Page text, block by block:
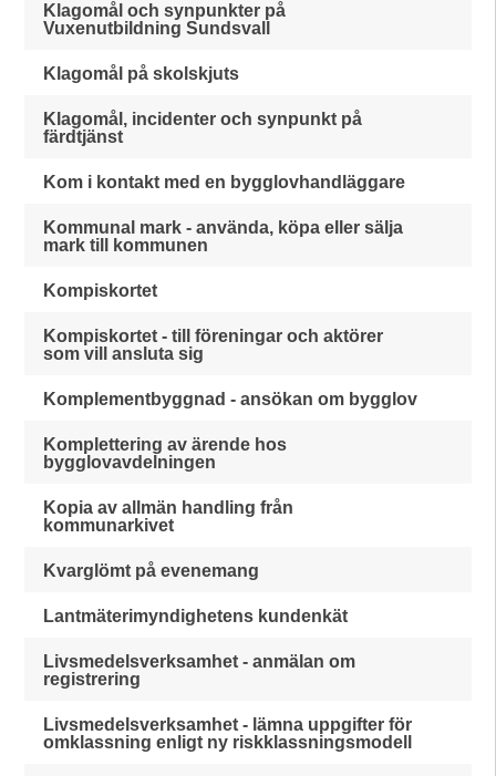
Klagomål och synpunkter på
Vuxenutbildning Sundsvall
Klagomål på skolskjuts
Klagomål, incidenter och synpunkt på
färdtjänst
Kom i kontakt med en bygglovhandläggare
Kommunal mark - använda, köpa eller sälja
mark till kommunen
Kompiskortet
Kompiskortet - till föreningar och aktörer
som vill ansluta sig
Komplementbyggnad - ansökan om bygglov
Komplettering av ärende hos
bygglovavdelningen
Kopia av allmän handling från
kommunarkivet
Kvarglömt på evenemang
Lantmäterimyndighetens kundenkät
Livsmedelsverksamhet - anmälan om
registrering
Livsmedelsverksamhet - lämna uppgifter för
omklassning enligt ny riskklassningsmodell